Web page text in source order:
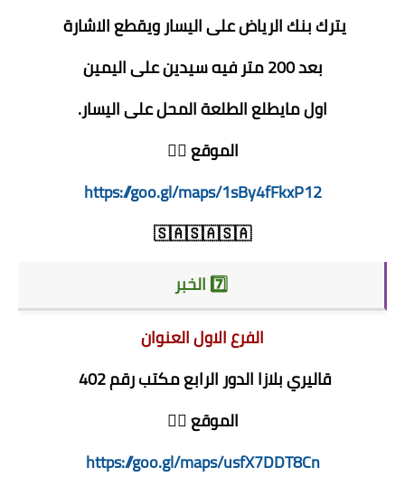
يترك بنك الرياض على اليسار ويقطع الاشارة
بعد 200 متر فيه سيدين على اليمين
اول مايطلع الطلعة المحل على اليسار.
الموقع 👇🏻
https://goo.gl/maps/1sBy4fFkxP12
🇸🇦🇸🇦🇸🇦
7️⃣ الخبر
الفرع الاول العنوان
قاليري بلازا الدور الرابع مكتب رقم 402
الموقع 👇🏻
https://goo.gl/maps/usfX7DDT8Cn